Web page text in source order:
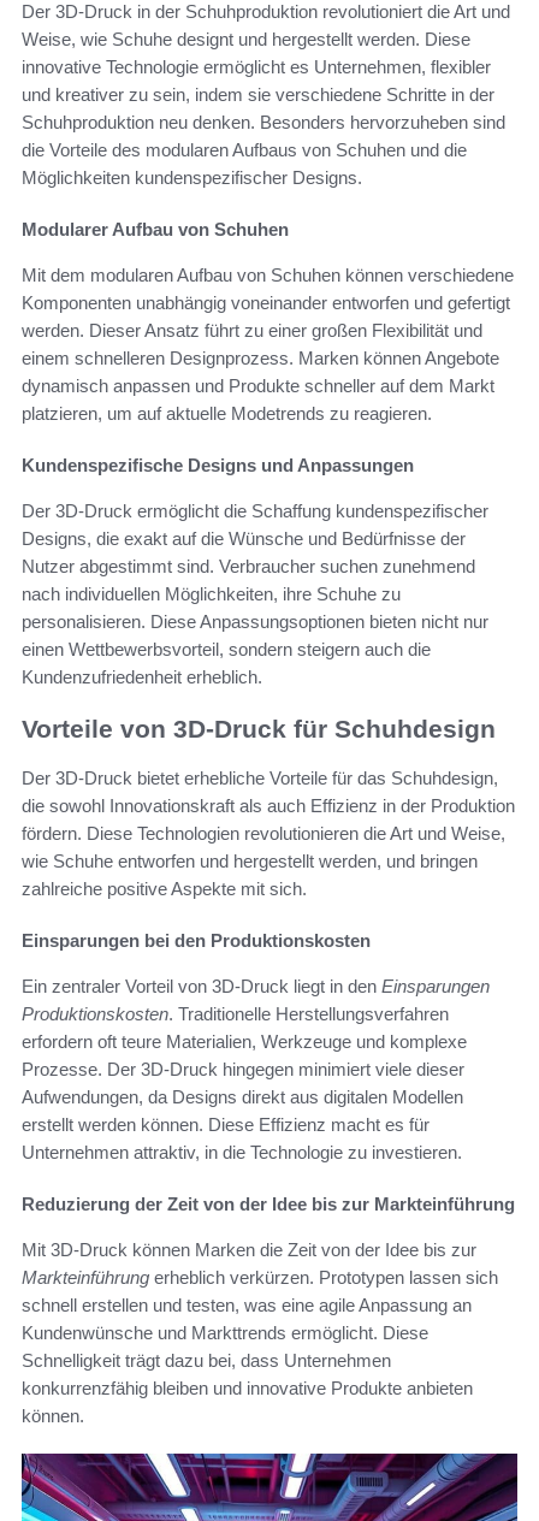
Der 3D-Druck in der Schuhproduktion revolutioniert die Art und
Weise, wie Schuhe designt und hergestellt werden. Diese
innovative Technologie ermöglicht es Unternehmen, flexibler
und kreativer zu sein, indem sie verschiedene Schritte in der
Schuhproduktion neu denken. Besonders hervorzuheben sind
die Vorteile des modularen Aufbaus von Schuhen und die
Möglichkeiten kundenspezifischer Designs.
Modularer Aufbau von Schuhen
Mit dem modularen Aufbau von Schuhen können verschiedene
Komponenten unabhängig voneinander entworfen und gefertigt
werden. Dieser Ansatz führt zu einer großen Flexibilität und
einem schnelleren Designprozess. Marken können Angebote
dynamisch anpassen und Produkte schneller auf dem Markt
platzieren, um auf aktuelle Modetrends zu reagieren.
Kundenspezifische Designs und Anpassungen
Der 3D-Druck ermöglicht die Schaffung kundenspezifischer
Designs, die exakt auf die Wünsche und Bedürfnisse der
Nutzer abgestimmt sind. Verbraucher suchen zunehmend
nach individuellen Möglichkeiten, ihre Schuhe zu
personalisieren. Diese Anpassungsoptionen bieten nicht nur
einen Wettbewerbsvorteil, sondern steigern auch die
Kundenzufriedenheit erheblich.
Vorteile von 3D-Druck für Schuhdesign
Der 3D-Druck bietet erhebliche Vorteile für das Schuhdesign,
die sowohl Innovationskraft als auch Effizienz in der Produktion
fördern. Diese Technologien revolutionieren die Art und Weise,
wie Schuhe entworfen und hergestellt werden, und bringen
zahlreiche positive Aspekte mit sich.
Einsparungen bei den Produktionskosten
Ein zentraler Vorteil von 3D-Druck liegt in den Einsparungen
Produktionskosten. Traditionelle Herstellungsverfahren
erfordern oft teure Materialien, Werkzeuge und komplexe
Prozesse. Der 3D-Druck hingegen minimiert viele dieser
Aufwendungen, da Designs direkt aus digitalen Modellen
erstellt werden können. Diese Effizienz macht es für
Unternehmen attraktiv, in die Technologie zu investieren.
Reduzierung der Zeit von der Idee bis zur Markteinführung
Mit 3D-Druck können Marken die Zeit von der Idee bis zur
Markteinführung erheblich verkürzen. Prototypen lassen sich
schnell erstellen und testen, was eine agile Anpassung an
Kundenwünsche und Markttrends ermöglicht. Diese
Schnelligkeit trägt dazu bei, dass Unternehmen
konkurrenzfähig bleiben und innovative Produkte anbieten
können.